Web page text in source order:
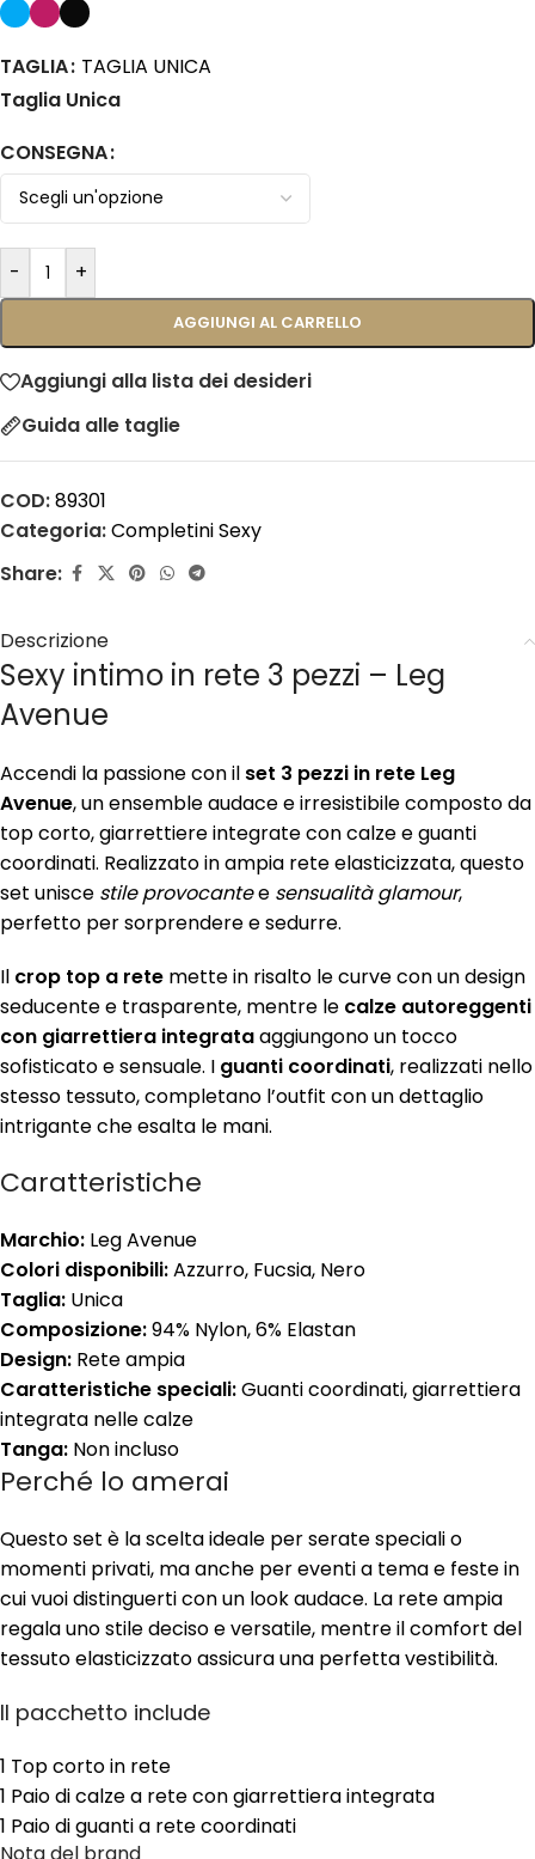
TAGLIA TAGLIA UNICA
Taglia Unica
CONSEGNA
- +
AGGIUNGI AL CARRELLO
Aggiungi alla lista dei desideri
Guida alle taglie
COD:89301
Categoria:Completini Sexy
Share:
Descrizione
Sexy intimo in rete 3 pezzi – Leg
Avenue
Accendi la passione con il set 3 pezzi in rete Leg
Avenue, un ensemble audace e irresistibile composto da
top corto, giarrettiere integrate con calze e guanti
coordinati. Realizzato in ampia rete elasticizzata, questo
set unisce stile provocantee sensualità glamour,
perfetto per sorprendere e sedurre.
Il crop top a rete mette in risalto le curve con un design
seducente e trasparente, mentre le calze autoreggenti
con giarrettiera integrataaggiungono un tocco
sofisticato e sensuale. I guanti coordinati, realizzati nello
stesso tessuto, completano l’outfit con un dettaglio
intrigante che esalta le mani.
Caratteristiche
Marchio: Leg Avenue
Colori disponibili:Azzurro, Fucsia, Nero
Taglia: Unica
Composizione:94% Nylon, 6% Elastan
Design: Rete ampia
Caratteristiche speciali:Guanti coordinati, giarrettiera
integrata nelle calze
Tanga: Non incluso
Perché lo amerai
Questo set è la scelta ideale per serate speciali o
momenti privati, ma anche per eventi a tema e feste in
cui vuoi distinguerti con un look audace. La rete ampia
regala uno stile deciso e versatile, mentre il comfort del
tessuto elasticizzato assicura una perfetta vestibilità.
Il pacchetto include
1 Top corto in rete
1 Paio di calze a rete con giarrettiera integrata
1 Paio di guanti a rete coordinati
Nota del brand